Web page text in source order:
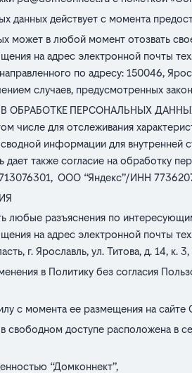
данных действует с момента
может в любой момент отозвать
на адрес электронной почты
по адресу: 150046,
случаев, предусмотренных
ОБРАБОТКЕ ПЕРСОНАЛЬНЫХ
числе для отслеживания
информации для
дает также согласие на обработку
ООО “Яндекс”/ИНН
любые разъяснения по
на адрес электронной почты
г. Ярославль, ул. Титова, д. 14, к. 3,
в Политику без согласия
с момента ее размещения на
свободном доступе расположена в
“Домконнект”,